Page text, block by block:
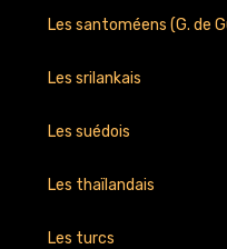
Les santoméens (G. de
Les srilankais
Les suédois
Les thaïlandais
Les turcs